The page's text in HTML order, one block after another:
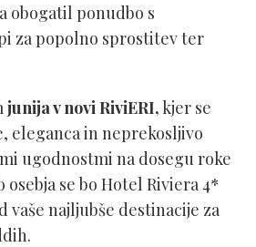
obogatil ponudbo s
za popolno sprostitev ter
junija v novi RiviERI,kjer se
eleganca in neprekosljivo
ugodnostmi na dosegu roke
se bo Hotel Riviera 4*
najljubše destinacije za